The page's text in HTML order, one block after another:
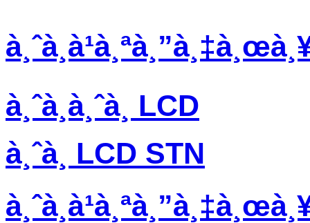
à¸ˆà¸­à¸ˆà¸­ LCD
à¸ˆà¸­ LCD STN